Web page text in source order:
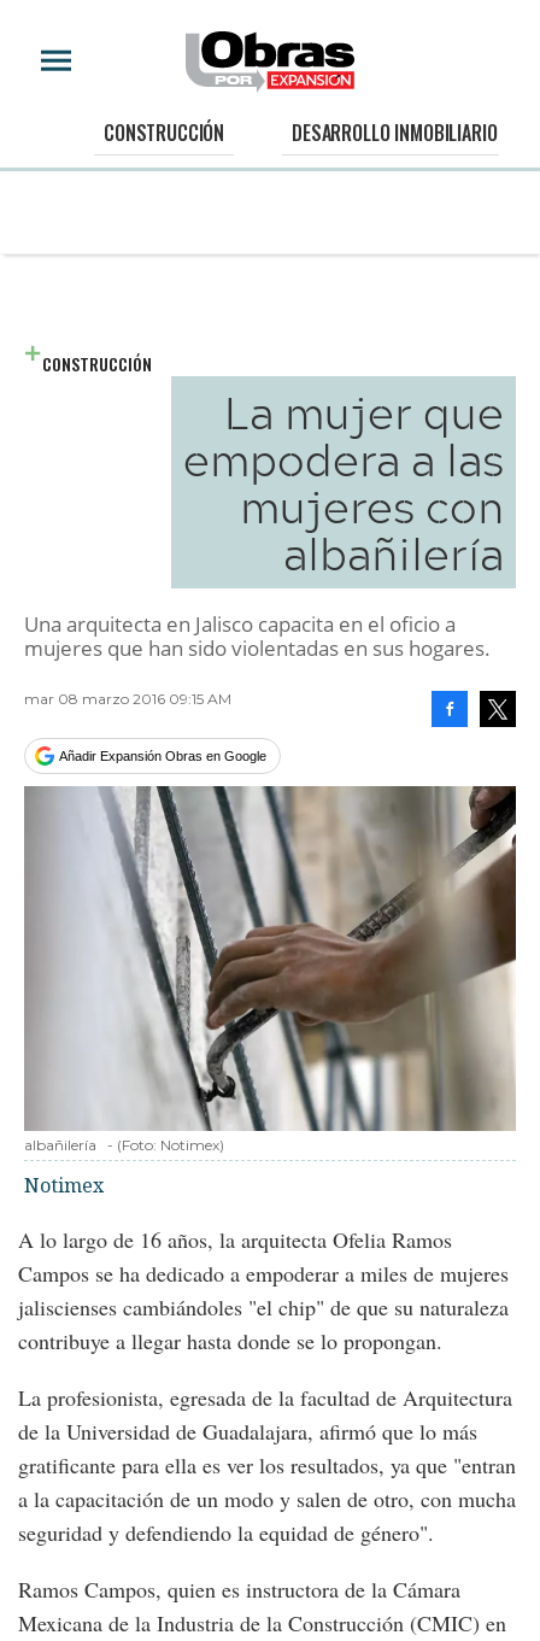
CONSTRUCCIÓN DESARROLLO INMOBILIARIO
CONSTRUCCIÓN
La mujer que
empodera a las
mujeres con
albañilería
Una arquitecta en Jalisco capacita en el oficio a
mujeres que han sido violentadas en sus hogares.
mar 08 marzo 2016 09:15 AM
Añadir Expansión Obras en Google
albañilería - (Foto: Notimex)
Notimex
A lo largo de 16 años, la arquitecta Ofelia Ramos
Campos se ha dedicado a empoderar a miles de mujeres
jaliscienses cambiándoles "el chip" de que su naturaleza
contribuye a llegar hasta donde se lo propongan.
La profesionista, egresada de la facultad de Arquitectura
de la Universidad de Guadalajara, afirmó que lo más
gratificante para ella es ver los resultados, ya que "entran
a la capacitación de un modo y salen de otro, con mucha
seguridad y defendiendo la equidad de género".
Ramos Campos, quien es instructora de la Cámara
Mexicana de la Industria de la Construcción (CMIC) en